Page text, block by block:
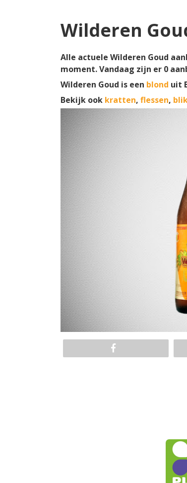
Wilderen
Alle actuele Wilderen Goud
moment. Vandaag zijn er 0
Wilderen Goud is een blond uit
Bekijk ook kratten, flessen,